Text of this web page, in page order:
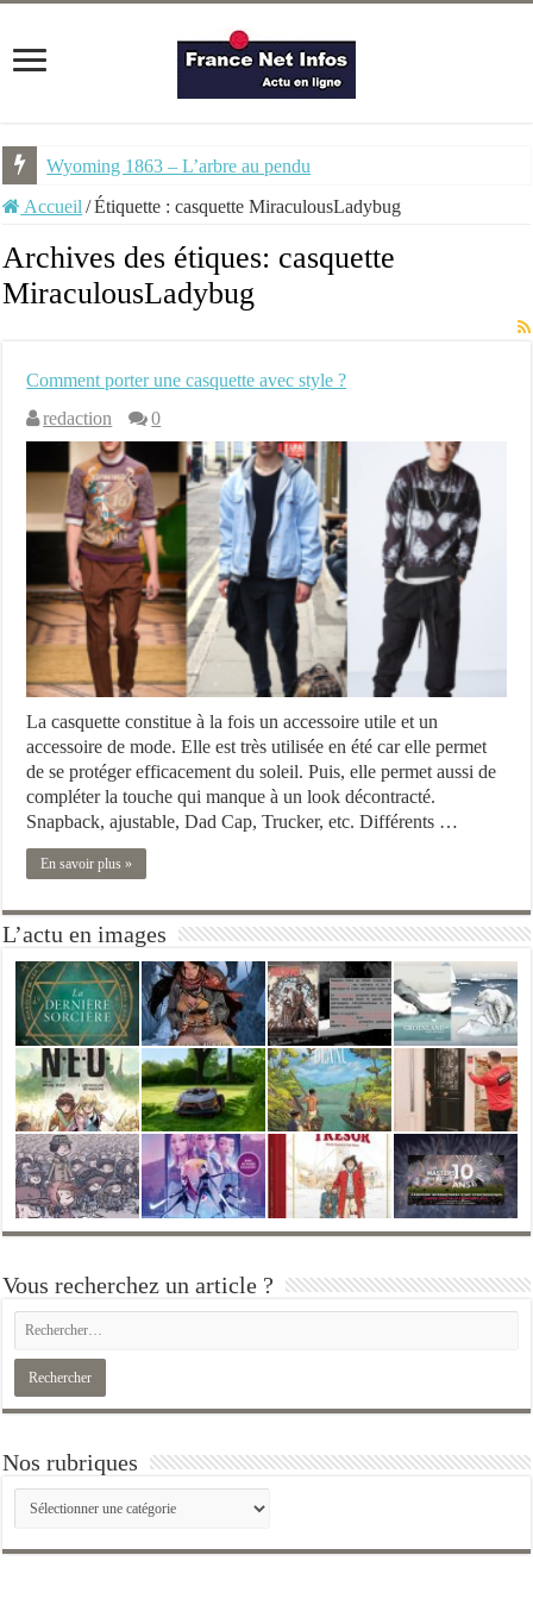
Wyoming 1863 – L’arbre au pendu
Accueil /Étiquette :casquette MiraculousLadybug
Archives des étiques: casquette
MiraculousLadybug
Comment porter une casquette avec style ?
redaction
0
La casquette constitue à la fois un accessoire utile et un
accessoire de mode. Elle est très utilisée en été car elle permet
de se protéger efficacement du soleil. Puis, elle permet aussi de
compléter la touche qui manque à un look décontracté.
Snapback, ajustable, Dad Cap, Trucker, etc. Différents …
En savoir plus »
L’actu en images
Vous recherchez un article ?
Nos rubriques
Nos
rubriques